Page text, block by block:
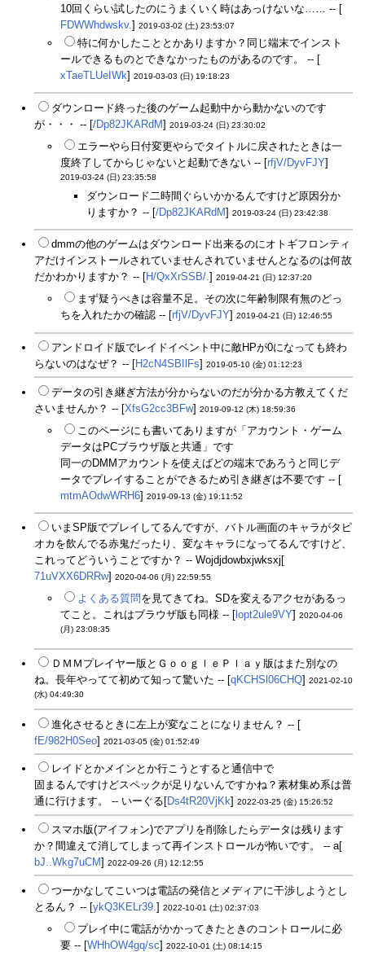
10回くらい試したのにうまくいく時はあっけないな…… -- [
FDWWhdwskv.] 2019-03-02 (土) 23:53:07
特に何かしたこととかありますか？同じ端末でインスト
ールできるものとできなかったものがあるのです。 -- [
xTaeTLUeIWk] 2019-03-03 (日) 19:18:23
ダウンロード終った後のゲーム起動中から動かないのです
が・・・ -- [/Dp82JKARdM] 2019-03-24 (日) 23:30:02
エラーやら日付変更やらでタイトルに戻されたときは一
度終了してからじゃないと起動できない -- [rfjV/DyvFJY]
2019-03-24 (日) 23:35:58
ダウンロード二時間ぐらいかかるんですけど原因分か
りますか？ -- [/Dp82JKARdM] 2019-03-24 (日) 23:42:38
dmmの他のゲームはダウンロード出来るのにオトギフロンティ
アだけインストールされていませんされていませんとなるのは何故
だかわかりますか？ -- [H/QxXrSSB/.] 2019-04-21 (日) 12:37:20
まず疑うべきは容量不足。その次に年齢制限有無のどっ
ちを入れたかの確認 -- [rfjV/DyvFJY] 2019-04-21 (日) 12:46:55
アンドロイド版でレイドイベント中に敵HPが0になっても終わ
らないのはなぜ？ -- [H2cN4SBIlFs] 2019-05-10 (金) 01:12:23
データの引き継ぎ方法が分からないのだが分かる方教えてくだ
さいませんか？ -- [XfsG2cc3BFw] 2019-09-12 (木) 18:59:36
このページにも書いてありますが「アカウント・ゲーム
データはPCブラウザ版と共通」です
同一のDMMアカウントを使えばどの端末であろうと同じデ
ータでプレイすることができるため引き継ぎは不要です -- [
mtmAOdwWRH6] 2019-09-13 (金) 19:11:52
いまSP版でプレイしてるんですが、バトル画面のキャラがタピ
オカを飲んでる赤鬼だったり、変なキャラになってるんですけど、
これってどういうことですか？ -- Wojdjdowbxjwksxj[
71uVXX6DRRw] 2020-04-06 (月) 22:59:55
よくある質問を見てきてね。SDを変えるアクセがあるっ
てこと。これはブラウザ版も同様 -- [ lopt2ule9VY] 2020-04-06
(月) 23:08:35
ＤＭＭプレイヤー版とＧｏｏｇｌｅＰｌａｙ版はまた別なの
ね。長年やってて初めて知って驚いた -- [qKCHSl06CHQ] 2021-02-10
(水) 04:49:30
進化させるときに左上が変なことになりません？ -- [
fE/982H0Seo] 2021-03-05 (金) 01:52:49
レイドとかメインとか行こうとすると通信中で
固まるんですけどスペックが足りないんですかね？素材集め系は普
通に行けます。 -- いーぐる[Ds4tR20VjKk] 2022-03-25 (金) 15:26:52
スマホ版(アイフォン)でアプリを削除したらデータは残ります
か？間違えて消してしまって再インストロールが怖いです。 -- a[
bJ..Wkg7uCM] 2022-09-26 (月) 12:12:55
つーかなしてこいつは電話の発信とメディアに干渉しようとし
とるん？ -- [ykQ3KELr39. ] 2022-10-01 (土) 02:37:03
プレイ中に電話がかかってきたときのコントロールに必
要 -- [WHhOW4gq/sc] 2022-10-01 (土) 08:14:15